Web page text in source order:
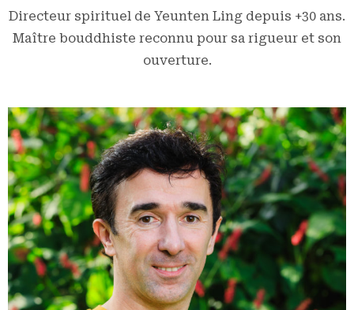
Directeur spirituel de Yeunten Ling depuis +30 ans.
Maître bouddhiste reconnu pour sa rigueur et son
ouverture.